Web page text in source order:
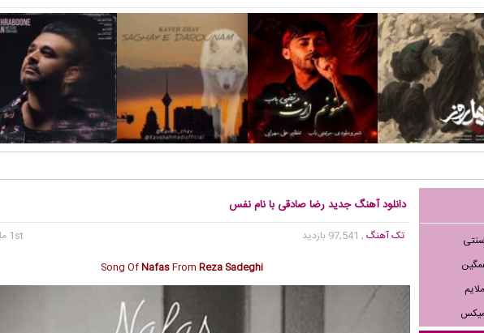
سنتی
ملایم
دانلود آهنگ جدید رضا صادقی با نام نفس
تک آهنگ, 97,541 بازدید
1st مارس 2018
Song OfNafasFromReza Sadeghi